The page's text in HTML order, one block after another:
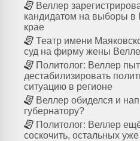
Веллер
кандидатом на выборы в
крае
Театр имени
суд на фирму жены
Политолог: Веллер
дестабилизировать
ситуацию в регионе
Веллер обиделся и
губернатору?
Политолог: Веллер
соскочить, остальных